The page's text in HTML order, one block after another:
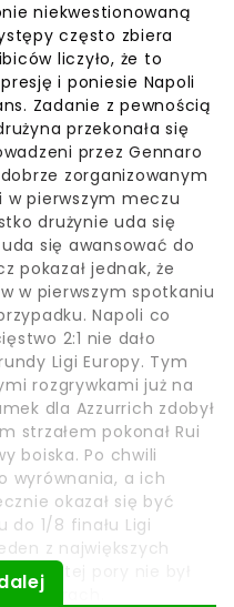
niekwestionowaną
często zbiera
liczyło, że to
i poniesie Napoli
Zadanie z pewnością
przekonała się
przez Gennaro
zorganizowanym
w pierwszym meczu
drużynie uda się
się awansować do
pokazał jednak, że
w pierwszym spotkaniu
Napoli co
2:1 nie dało
Ligi Europy. Tym
rozgrywkami już na
dla Azzurrich zdobył
strzałem pokonał Rui
boiska. Po chwili
wyrównania, a ich
okazał się być
do 1/8 finału Ligi
z największych
do tej pory nie był
pucharach.